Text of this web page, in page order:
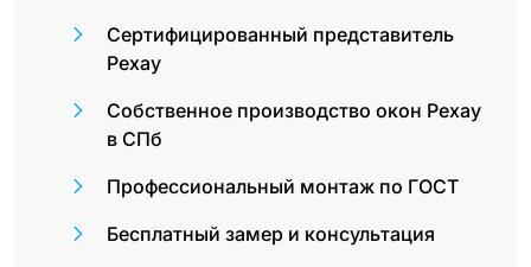
Сертифицированный представитель
Рехау
Собственное производство окон Рехау
в СПб
Профессиональный монтаж по ГОСТ
Бесплатный замер и консультация